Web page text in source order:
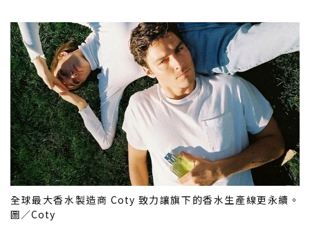
全球最大香水製造商 Coty 致力讓旗下的香水生產線更永續。
圖／Coty